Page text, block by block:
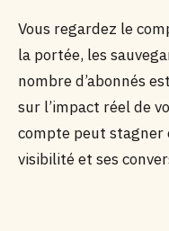
Vous regardez le
la portée, les
nombre d’abonnés
sur l’impact réel de
compte peut stagner
visibilité et ses